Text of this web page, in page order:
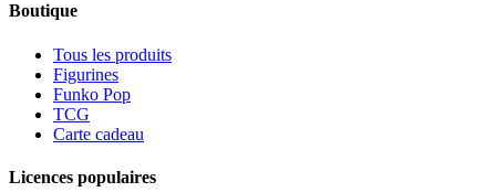
Boutique
Tous les produits
Figurines
Funko Pop
TCG
Carte cadeau
Licences populaires